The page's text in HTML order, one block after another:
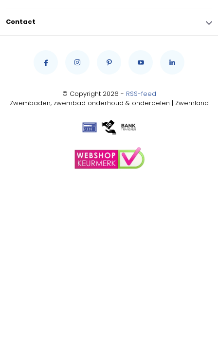
Contact
© Copyright 2026 - RSS-feed
Zwembaden, zwembad onderhoud & onderdelen | Zwemland